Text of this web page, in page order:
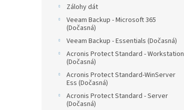
Zálohy dát
Veeam Backup - Microsoft 365
(Dočasná)
Veeam Backup - Essentials (Dočasná)
Acronis Protect Standard - Workstation
(Dočasná)
Acronis Protect Standard-WinServer
Ess (Dočasná)
Acronis Protect Standard - Server
(Dočasná)